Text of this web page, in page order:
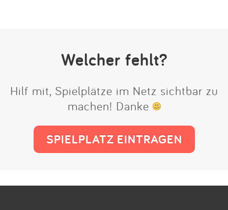
Welcher fehlt?
Hilf mit, Spielplätze im Netz sichtbar zu
machen! Danke
SPIELPLATZ EINTRAGEN